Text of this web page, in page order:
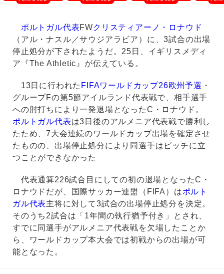
ポルトガル代表FWクリスティアーノ・ロナウド
（アル・ナスル／サウジアラビア）に、3試合の出場
停止処分が下されたようだ。25日、イギリスメディ
ア『The Athletic』が伝えている。
13日に行われた FIFAワールドカップ26欧州予選 ・
グループFの第5節アイルランド代表戦で、相手選手
への肘打ちにより一発退場となったC・ロナウド。
ポルトガル代表は3日後のアルメニア代表戦で勝利し
たため、7大会連続のワールドカップ出場を確定させ
たものの、出場停止処分により同選手はピッチに立
つことができなかった
代表通算226試合目にしての初の退場となったC・
ロナウドだが、国際サッカー連盟（FIFA）はポルト
ガル代表主将に対して3試合の出場停止処分を決定。
そのうち2試合は「1年間の執行猶予付き」とされ、
すでに同選手がアルメニア代表戦を欠場したことか
ら、ワールドカップ本大会では初戦からの出場が可
能となった。